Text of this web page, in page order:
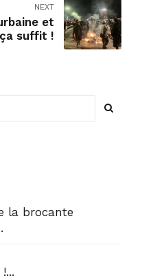
NEXT
et
suffit !
la brocante